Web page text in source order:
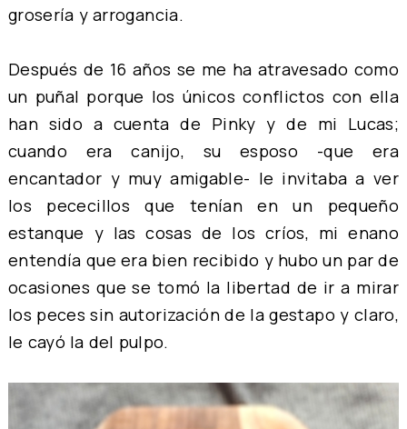
grosería y arrogancia.
Después de 16 años se me ha atravesado como
un puñal porque los únicos conflictos con ella
han sido a cuenta de Pinky y de mi Lucas;
cuando era canijo, su esposo -que era
encantador y muy amigable- le invitaba a ver
los pececillos que tenían en un pequeño
estanque y las cosas de los críos, mi enano
entendía que era bien recibido y hubo un par de
ocasiones que se tomó la libertad de ir a mirar
los peces sin autorización de la gestapo y claro,
le cayó la del pulpo.